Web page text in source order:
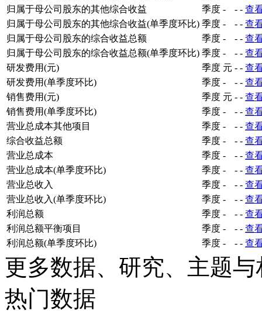
归属于母公司股东的其他综合收益
季度 - - - 查
归属于母公司股东的其他综合收益(单季度环比) 季度 - - - 查
归属于母公司股东的综合收益总额
季度 - - - 查
归属于母公司股东的综合收益总额(单季度环比) 季度 - - - 查
研发费用(元)
季度 元 - - 查
研发费用(单季度环比)
季度 - - - 查
销售费用(元)
季度 元 - - 查
销售费用(单季度环比)
季度 - - - 查
营业总成本其他项目
季度 - - - 查
综合收益总额
季度 - - - 查
营业总成本
季度 - - - 查
营业总成本(单季度环比)
季度 - - - 查
营业总收入
季度 - - - 查
营业总收入(单季度环比)
季度 - - - 查
利润总额
季度 - - - 查
利润总额平衡项目
季度 - - - 查
利润总额(单季度环比)
季度 - - - 查
更多数据、研究、主题
热门数据